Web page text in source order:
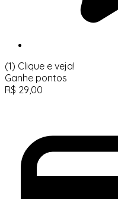
(1) Clique e veja!
Ganhe pontos
R$ 29,00